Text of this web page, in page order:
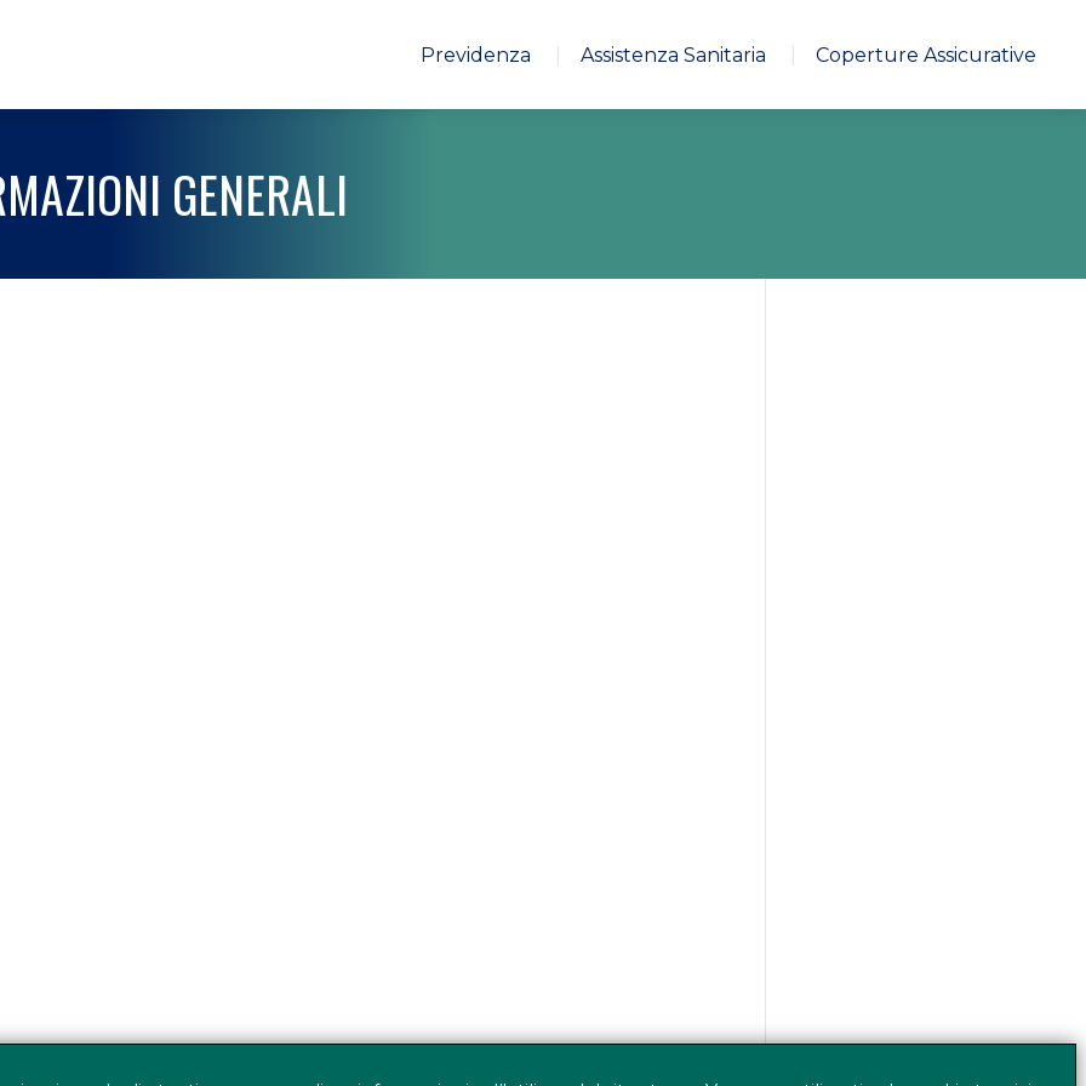
Previdenza Assistenza Sanitaria Coperture Assicurative
GENERALI